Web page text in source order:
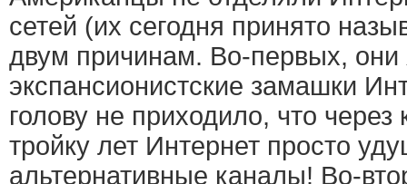
сетей (их сегодня принято
двум причинам. Во-первых, они
экспансионистские замашки
голову не приходило, что через
тройку лет Интернет просто
альтернативные каналы! Во-